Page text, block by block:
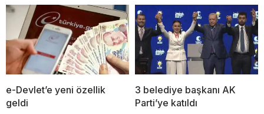
e-Devlet’e yeni özellik
geldi
3 belediye başkanı AK
Parti’ye katıldı